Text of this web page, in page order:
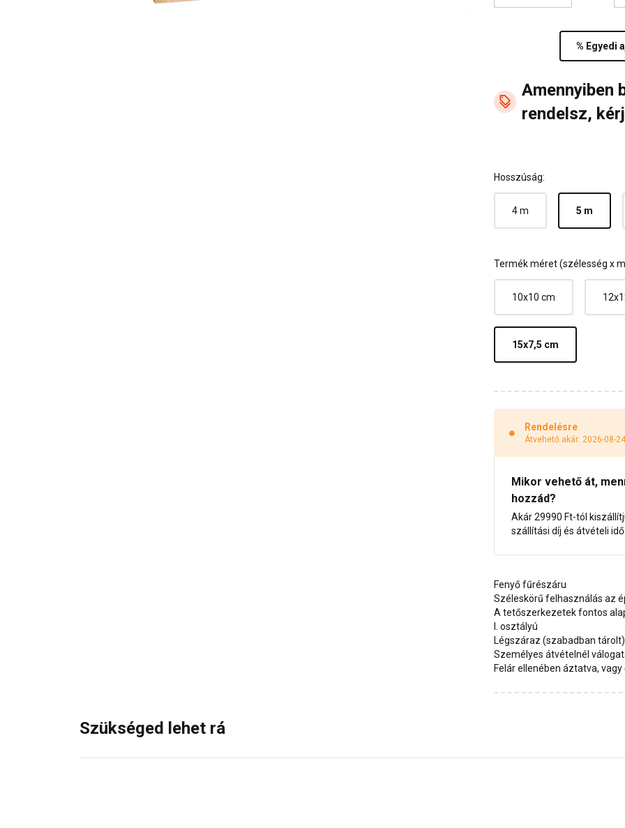
% Egyedi
Amennyiben
rendelsz,
Hosszúság:
4 m 5 m
Termék méret (szélesség x
10x10 cm
15x7,5 cm
Rendelésre
Átvehető akár: 2026-08-24
Mikor vehető át,
hozzád?
Akár 29990 Ft-tól
szállítási díj és átvételi
Fenyő fűrészáru
Széleskörű felhasználás az
A tetőszerkezetek fontos
I. osztályú
Légszáraz (szabadban tárolt)
Személyes átvételnél
Felár ellenében áztatva, vagy
Szükséged lehet rá